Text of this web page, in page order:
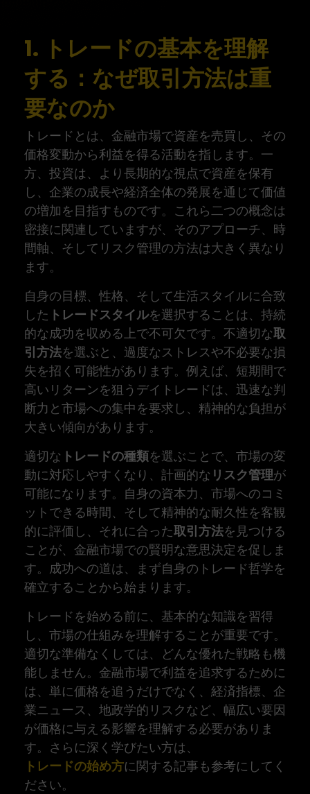
1. トレードの基本を理解
する：なぜ取引方法は重
要なのか
トレードとは、金融市場で資産を売買し、その
価格変動から利益を得る活動を指します。一
方、投資は、より長期的な視点で資産を保有
し、企業の成長や経済全体の発展を通じて価値
の増加を目指すものです。これら二つの概念は
密接に関連していますが、そのアプローチ、時
間軸、そしてリスク管理の方法は大きく異なり
ます。
自身の目標、性格、そして生活スタイルに合致
した トレードスタイルを選択することは、持続
的な成功を収める上で不可欠です。不適切な取
引方法を選ぶと、過度なストレスや不必要な損
失を招く可能性があります。例えば、短期間で
高いリターンを狙うデイトレードは、迅速な判
断力と市場への集中を要求し、精神的な負担が
大きい傾向があります。
適切な トレードの種類を選ぶことで、市場の変
動に対応しやすくなり、計画的な リスク管理が
可能になります。自身の資本力、市場へのコミ
ットできる時間、そして精神的な耐久性を客観
的に評価し、それに合った取引方法を見つける
ことが、金融市場での賢明な意思決定を促しま
す。成功への道は、まず自身のトレード哲学を
確立することから始まります。
トレードを始める前に、基本的な知識を習得
し、市場の仕組みを理解することが重要です。
適切な準備なくしては、どんな優れた戦略も機
能しません。金融市場で利益を追求するために
は、単に価格を追うだけでなく、経済指標、企
業ニュース、地政学的リスクなど、幅広い要因
が価格に与える影響を理解する必要がありま
す。さらに深く学びたい方は、
トレードの始め方に関する記事も参考にしてく
ださい。